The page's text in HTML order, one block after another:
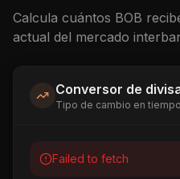
Calcula cuántos BOB
actual del mercado
Conversor de
Tipo de cambio en
Failed to fetch